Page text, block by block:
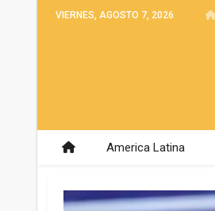
VIERNES, AGOSTO 7, 2026
America Latina